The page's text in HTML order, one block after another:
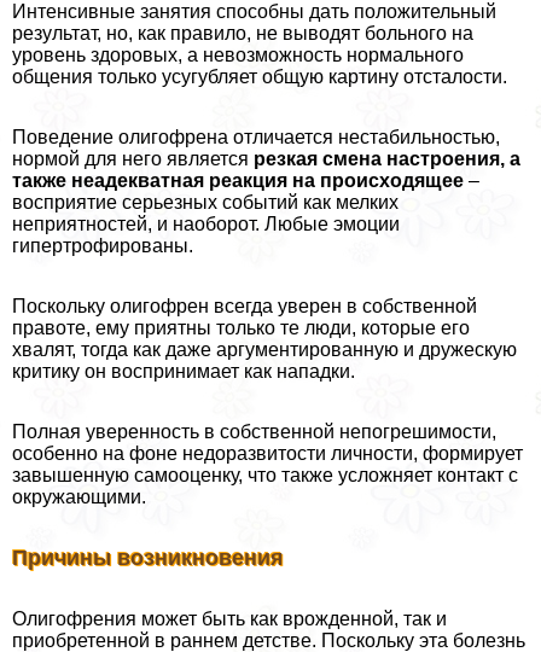
Интенсивные занятия способны дать положительный
результат, но, как правило, не выводят больного на
уровень здоровых, а невозможность нормального
общения только усугубляет общую картину отсталости.
Поведение олигофрена отличается нестабильностью,
нормой для него является резкая смена настроения, а
также неадекватная реакция на происходящее –
восприятие серьезных событий как мелких
неприятностей, и наоборот. Любые эмоции
гипертрофированы.
Поскольку олигофрен всегда уверен в собственной
правоте, ему приятны только те люди, которые его
хвалят, тогда как даже аргументированную и дружескую
критику он воспринимает как нападки.
Полная уверенность в собственной непогрешимости,
особенно на фоне недоразвитости личности, формирует
завышенную самооценку, что также усложняет контакт с
окружающими.
Причины возникновения
Олигофрения может быть как врожденной, так и
приобретенной в раннем детстве. Поскольку эта болезнь